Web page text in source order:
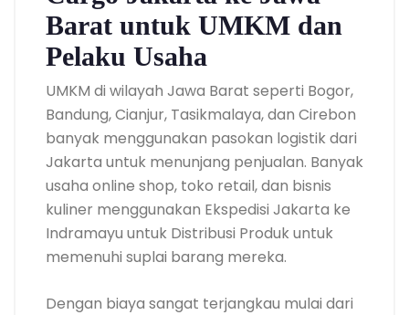
Barat untuk UMKM dan
Pelaku Usaha
UMKM di wilayah Jawa Barat seperti Bogor,
Bandung, Cianjur, Tasikmalaya, dan Cirebon
banyak menggunakan pasokan logistik dari
Jakarta untuk menunjang penjualan. Banyak
usaha online shop, toko retail, dan bisnis
kuliner menggunakan Ekspedisi Jakarta ke
Indramayu untuk Distribusi Produk untuk
memenuhi suplai barang mereka.
Dengan biaya sangat terjangkau mulai dari